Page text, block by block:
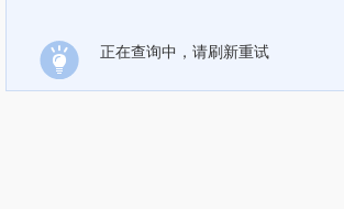
正在查询中，请刷新重试